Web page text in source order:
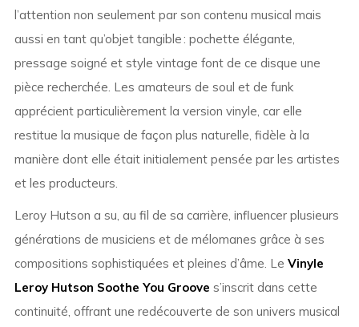
l’attention non seulement par son contenu musical mais
aussi en tant qu’objet tangible : pochette élégante,
pressage soigné et style vintage font de ce disque une
pièce recherchée. Les amateurs de soul et de funk
apprécient particulièrement la version vinyle, car elle
restitue la musique de façon plus naturelle, fidèle à la
manière dont elle était initialement pensée par les artistes
et les producteurs.
Leroy Hutson a su, au fil de sa carrière, influencer plusieurs
générations de musiciens et de mélomanes grâce à ses
compositions sophistiquées et pleines d’âme. Le Vinyle
Leroy Hutson Soothe You Groove s’inscrit dans cette
continuité, offrant une redécouverte de son univers musical